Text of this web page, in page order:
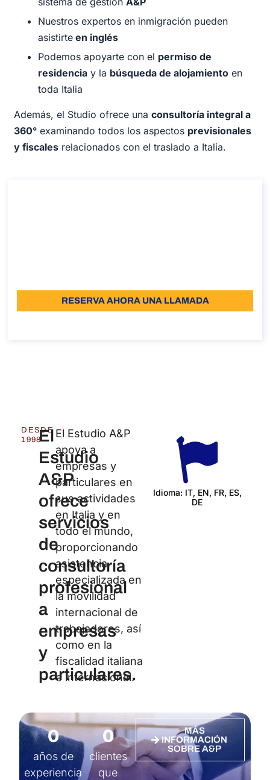
Nuestros expertos en inmigración pueden
asistirte en inglés
Podemos apoyarte con el permiso de
residencia y la búsqueda de alojamiento en
toda Italia
Además, el Studio ofrece unaconsultoría integral a
360° examinando todos los aspectos previsionales
y fiscales relacionados con el traslado a Italia.
RESERVA AHORA UNA LLAMADA
DESDE
1998El
Estudio
A&P
ofrece
servicios
de
consultoría
profesional
a
empresas
y
particulares.
El Estudio A&P
apoya a
empresas y
particulares en
sus actividades
en Italia y en
todo el mundo,
proporcionando
asistencia
especializada en
la movilidad
internacional de
trabajadores, así
como en la
fiscalidad italiana
e internacional.
Idioma: IT, EN, FR, ES,
DE
años de
experiencia
0
clientes
que
0
MÁS
INFORMACIÓN
SOBRE A&P